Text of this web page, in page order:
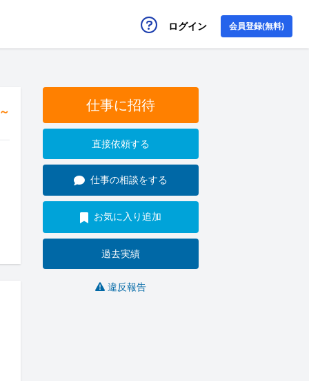
ログイン 会員登録(無料)
仕事に招待
直接依頼する
仕事の相談をする
お気に入り追加
過去実績
違反報告